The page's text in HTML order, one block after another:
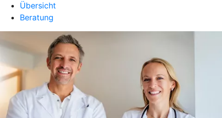
Übersicht
Beratung